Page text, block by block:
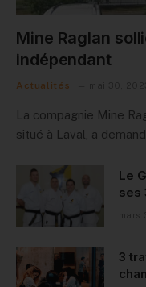
Mine Raglan
indépendant
Actualités
La compagnie Mine
situé à Laval, a
Le
ses
3